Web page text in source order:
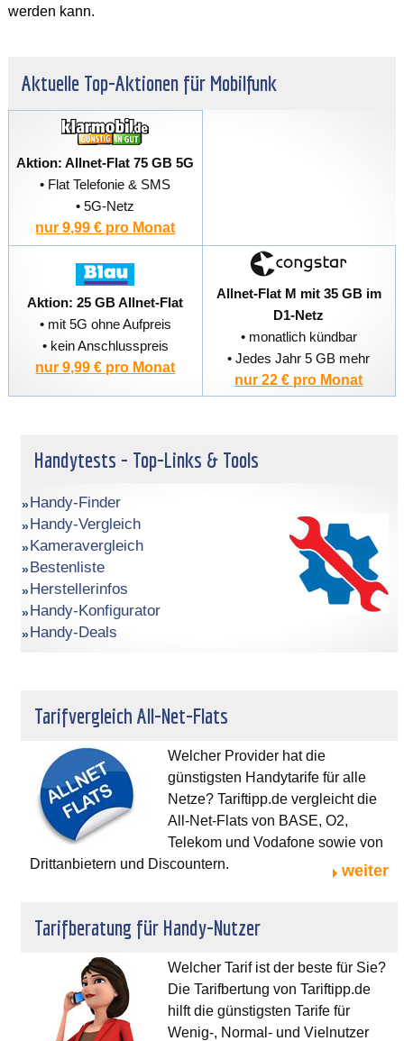
werden kann.
Aktuelle Top-Aktionen für Mobilfunk
Aktion: Allnet-Flat 75 GB 5G
• Flat Telefonie & SMS
• 5G-Netz
nur 9,99 € pro Monat
Aktion: 25 GB Allnet-Flat
• mit 5G ohne Aufpreis
• kein Anschlusspreis
nur 9,99 € pro Monat
Allnet-Flat M mit 35 GB im
D1-Netz
• monatlich kündbar
• Jedes Jahr 5 GB mehr
nur 22 € pro Monat
Handytests - Top-Links & Tools
Handy-Finder
Handy-Vergleich
Kameravergleich
Bestenliste
Herstellerinfos
Handy-Konfigurator
Handy-Deals
Tarifvergleich All-Net-Flats
Welcher Provider hat die
günstigsten Handytarife für alle
Netze? Tariftipp.de vergleicht die
All-Net-Flats von BASE, O2,
Telekom und Vodafone sowie von
Drittanbietern und Discountern.
weiter
Tarifberatung für Handy-Nutzer
Welcher Tarif ist der beste für Sie?
Die Tarifbertung von Tariftipp.de
hilft die günstigsten Tarife für
Wenig-, Normal- und Vielnutzer